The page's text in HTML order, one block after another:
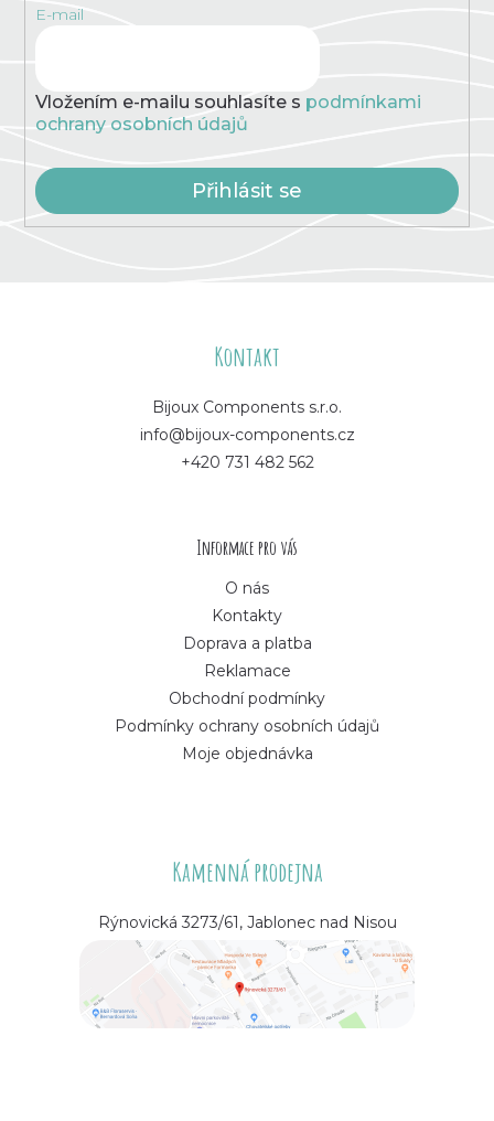
E-mail
Vložením e-mailu souhlasíte s podmínkami
ochrany osobních údajů
Přihlásit se
Kontakt
Bijoux Components s.r.o.
info@bijoux-components.cz
+420 731 482 562
Informace pro vás
O nás
Kontakty
Doprava a platba
Reklamace
Obchodní podmínky
Podmínky ochrany osobních údajů
Moje objednávka
Kamenná prodejna
Rýnovická 3273/61, Jablonec nad Nisou